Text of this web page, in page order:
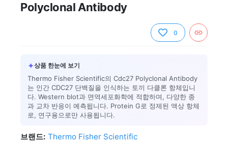
Polyclonal Antibody
0
✦상품 한눈에 보기
Thermo Fisher Scientific의 Cdc27 Polyclonal Antibody
는 인간 CDC27 단백질을 인식하는 토끼 다클론 항체입니
다. Western blot과 면역세포화학에 적합하며, 다양한 종
과 교차 반응이 예측됩니다. Protein G로 정제된 액상 항체
로, 연구용으로만 사용됩니다.
브랜드: Thermo Fisher Scientific